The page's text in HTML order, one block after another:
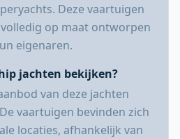
Deze vaartuigen
op maat ontworpen
eigenaren.
jachten bekijken?
van deze jachten
vaartuigen bevinden zich
locaties, afhankelijk van